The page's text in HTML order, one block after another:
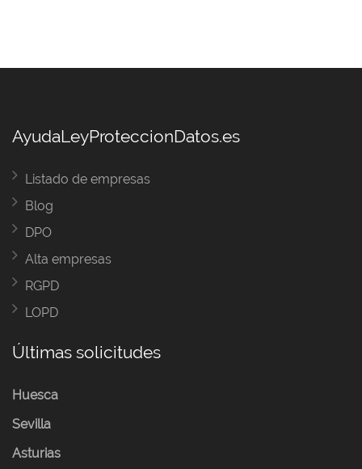
AyudaLeyProteccionDatos.es
Listado de empresas
Blog
DPO
Alta empresas
RGPD
LOPD
Últimas solicitudes
Huesca
Sevilla
Asturias